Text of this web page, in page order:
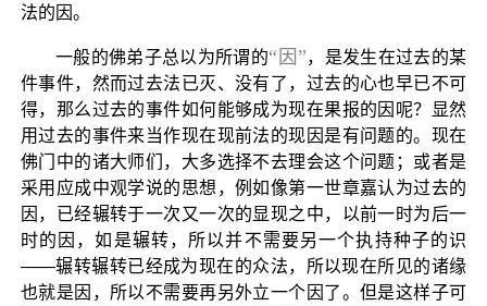
法的因。
一般的佛弟子总以为所谓的“因”，是发生在过去的某
件事件，然而过去法已灭、没有了，过去的心也早已不可
得，那么过去的事件如何能够成为现在果报的因呢？显然
用过去的事件来当作现在现前法的现因是有问题的。现在
佛门中的诸大师们，大多选择不去理会这个问题；或者是
采用应成中观学说的思想，例如像第一世章嘉认为过去的
因，已经辗转于一次又一次的显现之中，以前一时为后一
时的因，如是辗转，所以并不需要另一个执持种子的识
——辗转辗转已经成为现在的众法，所以现在所见的诸缘
也就是因，所以不需要再另外立一个因了。但是这样子可